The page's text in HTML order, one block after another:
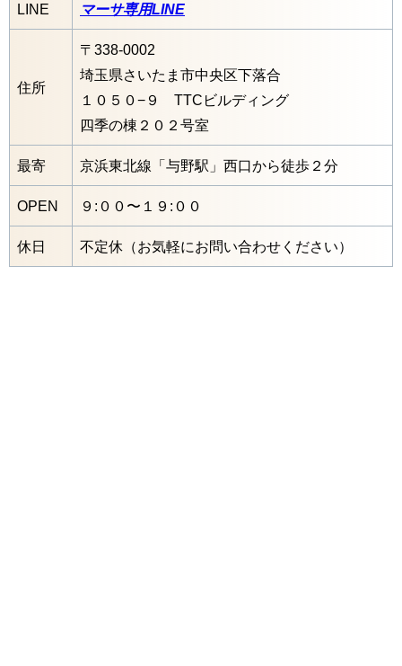
LINE マーサ専用LINE
住所
〒338-0002
埼玉県さいたま市中央区下落合
１０５０−９ TTCビルディング
四季の棟２０２号室
最寄 京浜東北線「与野駅」西口から徒歩２分
OPEN ９:００〜１９:００
休日 不定休（お気軽にお問い合わせください）